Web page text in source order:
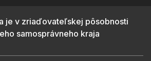
je v zriaďovateľskej pôsobnosti
samosprávneho kraja